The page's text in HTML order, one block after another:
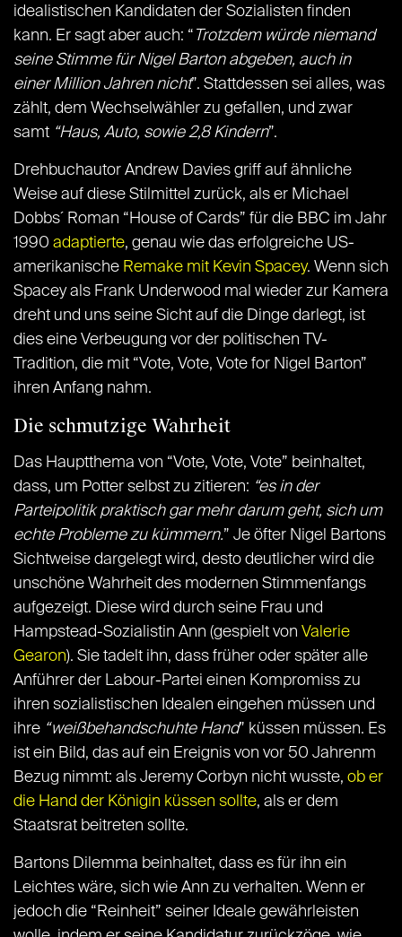
idealistischen Kandidaten der Sozialisten finden
kann. Er sagt aber auch: “ Trotzdem würde niemand
seine Stimme für Nigel Barton abgeben, auch in
einer Million Jahren nicht”. Stattdessen sei alles, was
zählt, dem Wechselwähler zu gefallen, und zwar
samt “Haus, Auto, sowie 2,8 Kindern”.
Drehbuchautor Andrew Davies griff auf ähnliche
Weise auf diese Stilmittel zurück, als er Michael
Dobbs´ Roman “House of Cards” für die BBC im Jahr
1990 adaptierte, genau wie das erfolgreiche US-
amerikanische Remake mit Kevin Spacey. Wenn sich
Spacey als Frank Underwood mal wieder zur Kamera
dreht und uns seine Sicht auf die Dinge darlegt, ist
dies eine Verbeugung vor der politischen TV-
Tradition, die mit “Vote, Vote, Vote for Nigel Barton”
ihren Anfang nahm.
Die schmutzige Wahrheit
Das Hauptthema von “Vote, Vote, Vote” beinhaltet,
dass, um Potter selbst zu zitieren: “es in der
Parteipolitik praktisch gar mehr darum geht, sich um
echte Probleme zu kümmern.” Je öfter Nigel Bartons
Sichtweise dargelegt wird, desto deutlicher wird die
unschöne Wahrheit des modernen Stimmenfangs
aufgezeigt. Diese wird durch seine Frau und
Hampstead-Sozialistin Ann (gespielt von Valerie
Gearon). Sie tadelt ihn, dass früher oder später alle
Anführer der Labour-Partei einen Kompromiss zu
ihren sozialistischen Idealen eingehen müssen und
ihre “weißbehandschuhte Hand” küssen müssen. Es
ist ein Bild, das auf ein Ereignis von vor 50 Jahrenm
Bezug nimmt: als Jeremy Corbyn nicht wusste, ob er
die Hand der Königin küssen sollte, als er dem
Staatsrat beitreten sollte.
Bartons Dilemma beinhaltet, dass es für ihn ein
Leichtes wäre, sich wie Ann zu verhalten. Wenn er
jedoch die “Reinheit” seiner Ideale gewährleisten